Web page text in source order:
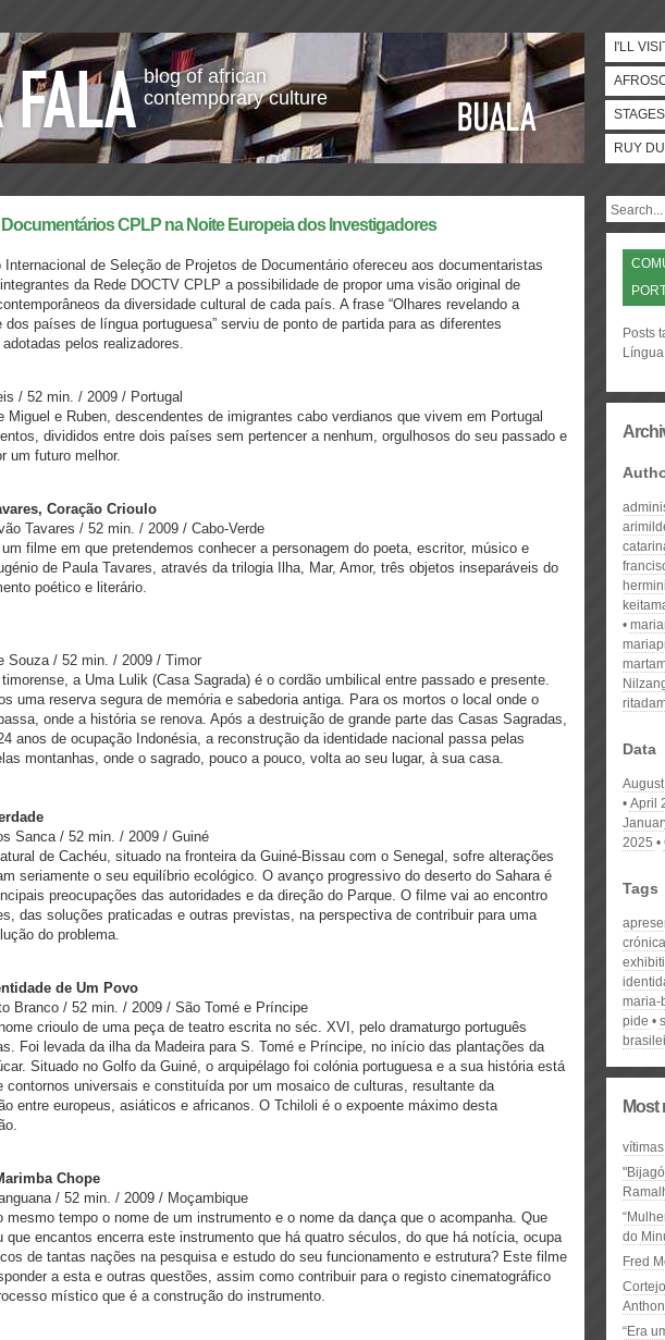
blog of african
contemporary culture
I'LL
STAGES
RUY
Documentários CPLP na Noite Europeia dos Investigadores
Internacional de Seleção de Projetos de Documentário ofereceu aos documentaristas
da Rede DOCTV CPLP a possibilidade de propor uma visão original de
da diversidade cultural de cada país. A frase “Olhares revelando a
dos países de língua portuguesa” serviu de ponto de partida para as diferentes
pelos realizadores.
/ 52 min. / 2009 / Portugal
Miguel e Ruben, descendentes de imigrantes cabo verdianos que vivem em Portugal
divididos entre dois países sem pertencer a nenhum, orgulhosos do seu passado e
um futuro melhor.
Coração Crioulo
Tavares / 52 min. / 2009 / Cabo-Verde
filme em que pretendemos conhecer a personagem do poeta, escritor, músico e
de Paula Tavares, através da trilogia Ilha, Mar, Amor, três objetos inseparáveis do
poético e literário.
Souza / 52 min. / 2009 / Timor
timorense, a Uma Lulik (Casa Sagrada) é o cordão umbilical entre passado e presente.
uma reserva segura de memória e sabedoria antiga. Para os mortos o local onde o
onde a história se renova. Após a destruição de grande parte das Casas Sagradas,
anos de ocupação Indonésia, a reconstrução da identidade nacional passa pelas
montanhas, onde o sagrado, pouco a pouco, volta ao seu lugar, à sua casa.
Sanca / 52 min. / 2009 / Guiné
de Cachéu, situado na fronteira da Guiné-Bissau com o Senegal, sofre alterações
seriamente o seu equilíbrio ecológico. O avanço progressivo do deserto do Sahara é
preocupações das autoridades e da direção do Parque. O filme vai ao encontro
das soluções praticadas e outras previstas, na perspectiva de contribuir para uma
do problema.
de Um Povo
Branco / 52 min. / 2009 / São Tomé e Príncipe
crioulo de uma peça de teatro escrita no séc. XVI, pelo dramaturgo português
Foi levada da ilha da Madeira para S. Tomé e Príncipe, no início das plantações da
Situado no Golfo da Guiné, o arquipélago foi colónia portuguesa e a sua história está
contornos universais e constituída por um mosaico de culturas, resultante da
entre europeus, asiáticos e africanos. O Tchiloli é o expoente máximo desta
Chope
/ 52 min. / 2009 / Moçambique
mesmo tempo o nome de um instrumento e o nome da dança que o acompanha. Que
que encantos encerra este instrumento que há quatro séculos, do que há notícia, ocupa
de tantas nações na pesquisa e estudo do seu funcionamento e estrutura? Este filme
a esta e outras questões, assim como contribuir para o registo cinematográfico
místico que é a construção do instrumento.
Posts
Data
April
2025
Tags
maria-
pide
Most
do
Fred
“Era